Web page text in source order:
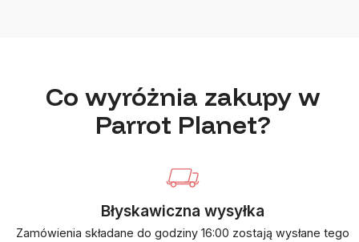
Co wyróżnia zakupy w
Parrot Planet?
Błyskawiczna wysyłka
Zamówienia składane do godziny 16:00 zostają wysłane tego